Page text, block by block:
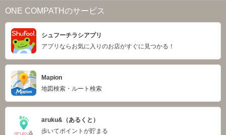
ONE COMPATHのサービス
シュフーチラシアプリ
アプリならお気に入りのお店がすぐに見つかる！
Mapion
地図検索・ルート検索
aruku&（あるくと）
歩いてポイントが貯まる